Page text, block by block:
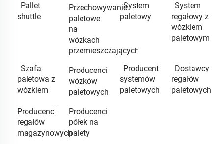
Pallet
shuttle
Przechowywanie
paletowe
na
wózkach
przemieszczających
System
paletowy
System
regałowy z
wózkiem
paletowym
Szafa
paletowa z
wózkiem
Producenci
wózków
paletowych
Producent
systemów
paletowych
Dostawcy
regałów
paletowych
Producenci
regałów
magazynowych
Producenci
półek na
palety